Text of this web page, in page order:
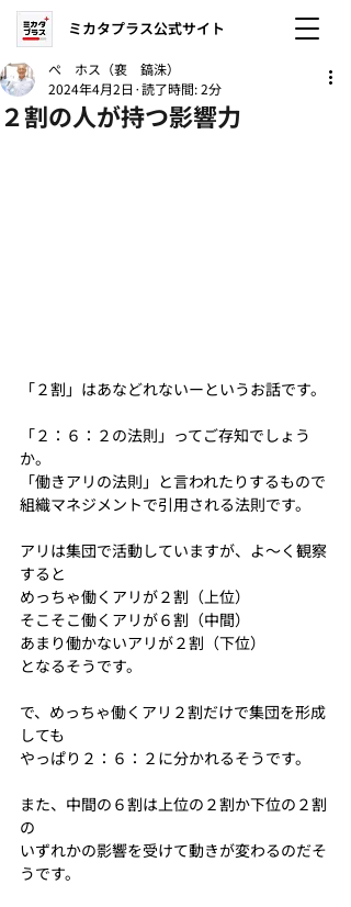
ミカタプラス公式サイト
２割の人が持つ影響力
ぺ ホス（裵 鎬洙）
2024年4月2日 読了時間: 2分
「２割」はあなどれないーというお話です。
「２：６：２の法則」ってご存知でしょう
か。
「働きアリの法則」と言われたりするもので
組織マネジメントで引用される法則です。
アリは集団で活動していますが、よ〜く観察
すると
めっちゃ働くアリが２割（上位）
そこそこ働くアリが６割（中間）
あまり働かないアリが２割（下位）
となるそうです。
で、めっちゃ働くアリ２割だけで集団を形成
しても
やっぱり２：６：２に分かれるそうです。
また、中間の６割は上位の２割か下位の２割
の
いずれかの影響を受けて動きが変わるのだそ
うです。